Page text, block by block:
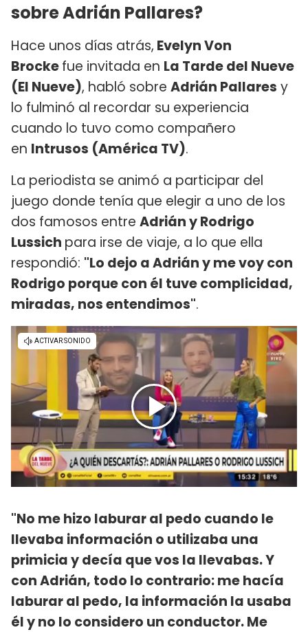
sobre Adrián Pallares?
Hace unos días atrás, Evelyn Von
Brockefue invitada en La Tarde del Nueve
(El Nueve), habló sobre Adrián Pallares y
lo fulminó al recordar su experiencia
cuando lo tuvo como compañero
en Intrusos (América TV).
La periodista se animó a participar del
juego donde tenía que elegir a uno de los
dos famosos entre Adrián y Rodrigo
Lussich para irse de viaje, a lo que ella
respondió: "Lo dejo a Adrián y me voy con
Rodrigo porque con él tuve complicidad,
miradas, nos entendimos".
"No me hizo laburar al pedo cuando le
llevaba información o utilizaba una
primicia y decía que vos la llevabas. Y
con Adrián, todo lo contrario: me hacía
laburar al pedo, la información la usaba
él y no lo considero un conductor. Me